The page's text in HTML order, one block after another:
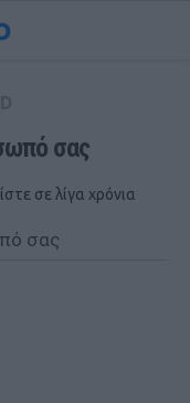
σας
σε λίγα χρόνια